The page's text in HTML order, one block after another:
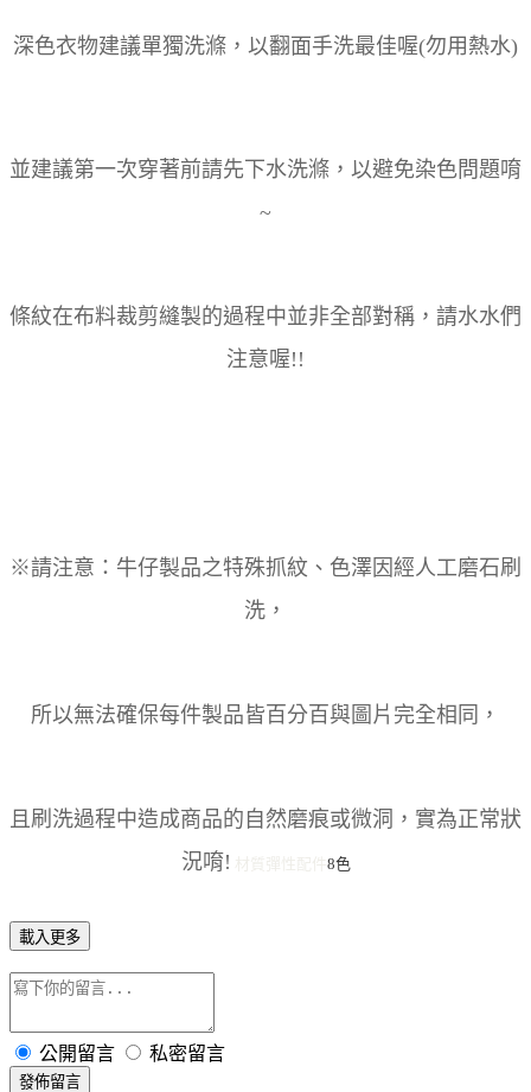
深色衣物建議單獨洗滌，以翻面手洗最佳喔(勿用熱水)
並建議第一次穿著前請先下水洗滌，以避免染色問題唷
~
條紋在布料裁剪縫製的過程中並非全部對稱，請水水們
注意喔!!
※請注意：牛仔製品之特殊抓紋、色澤因經人工磨石刷
洗，
所以無法確保每件製品皆百分百與圖片完全相同，
且刷洗過程中造成商品的自然磨痕或微洞，實為正常狀
況唷!
8色
載入更多
公開留言 私密留言
發佈留言